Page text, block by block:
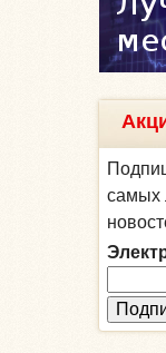
самых